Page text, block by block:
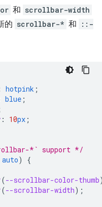
和 scrollbar-width
的 scrollbar-* 和
::-
hotpink ;
blue ;
: 10px ;
*` support */
auto)
{
(--scrollbar-color-thumb
(--scrollbar-width);